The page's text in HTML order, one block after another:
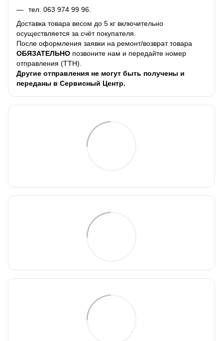
тел. 063 974 99 96
Доставка товара весом до 5 кг включительно
осуществляется за счёт покупателя.
После оформления заявки на ремонт/возврат товара
ОБЯЗАТЕЛЬНО позвоните нам и передайте номер
отправления (ТТН).
Другие отправления не могут быть получены и
переданы в Сервисный Центр.